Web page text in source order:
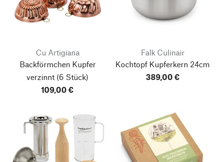
Cu Artigiana
Backförmchen Kupfer
verzinnt (6 Stück)
109,00 €
Falk Culinair
Kochtopf Kupferkern 24cm
389,00 €